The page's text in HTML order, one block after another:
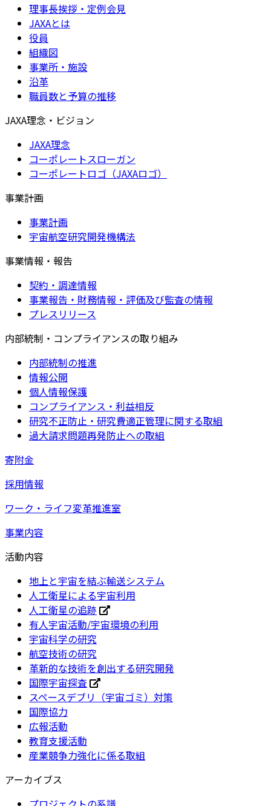
理事長挨拶・定例会見
JAXAとは
役員
組織図
事業所・施設
沿革
職員数と予算の推移
JAXA理念・ビジョン
JAXA理念
コーポレートスローガン
コーポレートロゴ（JAXAロゴ）
事業計画
事業計画
宇宙航空研究開発機構法
事業情報・報告
契約・調達情報
事業報告・財務情報・評価及び監査の情報
プレスリリース
内部統制・コンプライアンスの取り組み
内部統制の推進
情報公開
個人情報保護
コンプライアンス・利益相反
研究不正防止・研究費適正管理に関する取組
過大請求問題再発防止への取組
寄附金
採用情報
ワーク・ライフ変革推進室
事業内容
活動内容
地上と宇宙を結ぶ輸送システム
人工衛星による宇宙利用
人工衛星の追跡
有人宇宙活動/宇宙環境の利用
宇宙科学の研究
航空技術の研究
革新的な技術を創出する研究開発
国際宇宙探査
スペースデブリ（宇宙ゴミ）対策
国際協力
広報活動
教育支援活動
産業競争力強化に係る取組
アーカイブス